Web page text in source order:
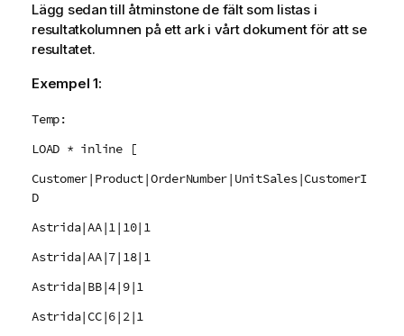
Lägg sedan till åtminstone de fält som listas i
resultatkolumnen på ett ark i vårt dokument för att se
resultatet.
Exempel 1:
Temp:
LOAD * inline [
Customer|Product|OrderNumber|UnitSales|CustomerI
D
Astrida|AA|1|10|1
Astrida|AA|7|18|1
Astrida|BB|4|9|1
Astrida|CC|6|2|1